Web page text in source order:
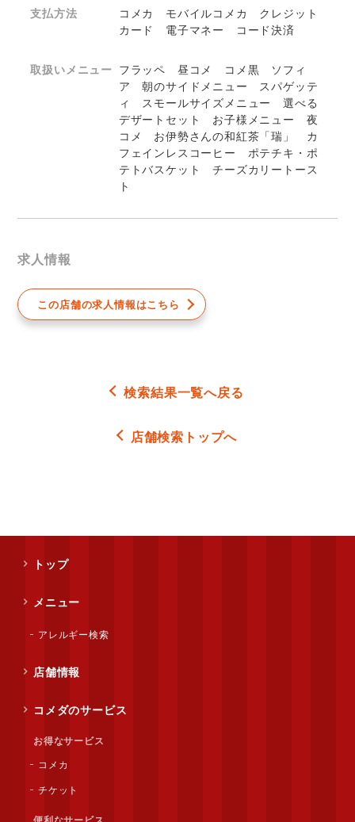
支払方法
コメカ モバイルコメカ クレジット
カード 電子マネー コード決済
取扱いメニュー
フラッペ 昼コメ コメ黒 ソフィ
ア 朝のサイドメニュー スパゲッテ
ィ スモールサイズメニュー 選べる
デザートセット お子様メニュー 夜
コメ お伊勢さんの和紅茶「瑞」 カ
フェインレスコーヒー ポテチキ・ポ
テトバスケット チーズカリートース
ト
求人情報
この店舗の求人情報はこちら
検索結果一覧へ戻る
店舗検索トップへ
トップ
メニュー
アレルギー検索
店舗情報
コメダのサービス
お得なサービス
コメカ
チケット